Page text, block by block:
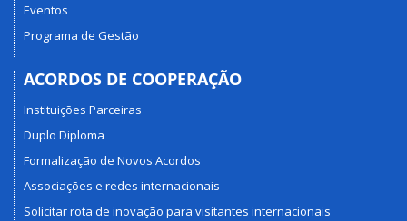
Eventos
Programa de Gestão
ACORDOS DE COOPERAÇÃO
Instituições Parceiras
Duplo Diploma
Formalização de Novos Acordos
Associações e redes internacionais
Solicitar rota de inovação para visitantes internacionais